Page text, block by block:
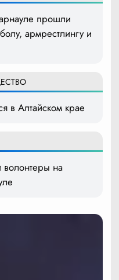
прошли
армрестлингу и
в Алтайском крае
на